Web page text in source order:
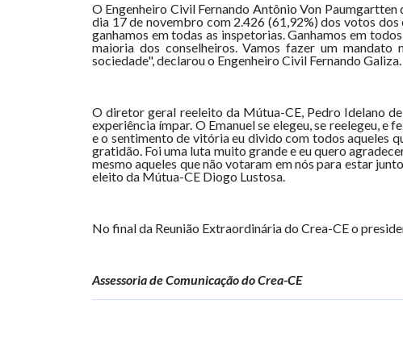
O Engenheiro Civil Fernando Antônio Von
dia 17 de novembro com 2.426 (61,92%) dos votos
ganhamos em todas as inspetorias. Ganhamos em
maioria dos conselheiros. Vamos fazer um
sociedade", declarou o Engenheiro Civil Fernando Galiza.
O diretor geral reeleito da Mútua-CE, Pedro Idelano
experiência ímpar. O Emanuel se elegeu, se reelegeu,
e o sentimento de vitória eu divido com todos aqueles
gratidão. Foi uma luta muito grande e eu quero
mesmo aqueles que não votaram em nós para estar
eleito da Mútua-CE Diogo Lustosa.
No final da Reunião Extraordinária do Crea-CE o
Assessoria de Comunicação do Crea-CE